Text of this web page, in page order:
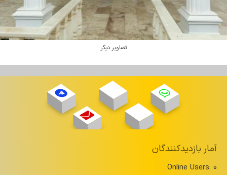
تصاویر دیگر
آمار بازدیدکنندگان
Online Users: 0